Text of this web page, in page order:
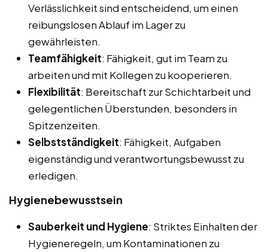
Verlässlichkeit sind entscheidend, um einen
reibungslosen Ablauf im Lager zu
gewährleisten.
Teamfähigkeit: Fähigkeit, gut im Team zu
arbeiten und mit Kollegen zu kooperieren.
Flexibilität: Bereitschaft zur Schichtarbeit und
gelegentlichen Überstunden, besonders in
Spitzenzeiten.
Selbstständigkeit: Fähigkeit, Aufgaben
eigenständig und verantwortungsbewusst zu
erledigen.
Hygienebewusstsein
Sauberkeit und Hygiene: Striktes Einhalten der
Hygieneregeln, um Kontaminationen zu